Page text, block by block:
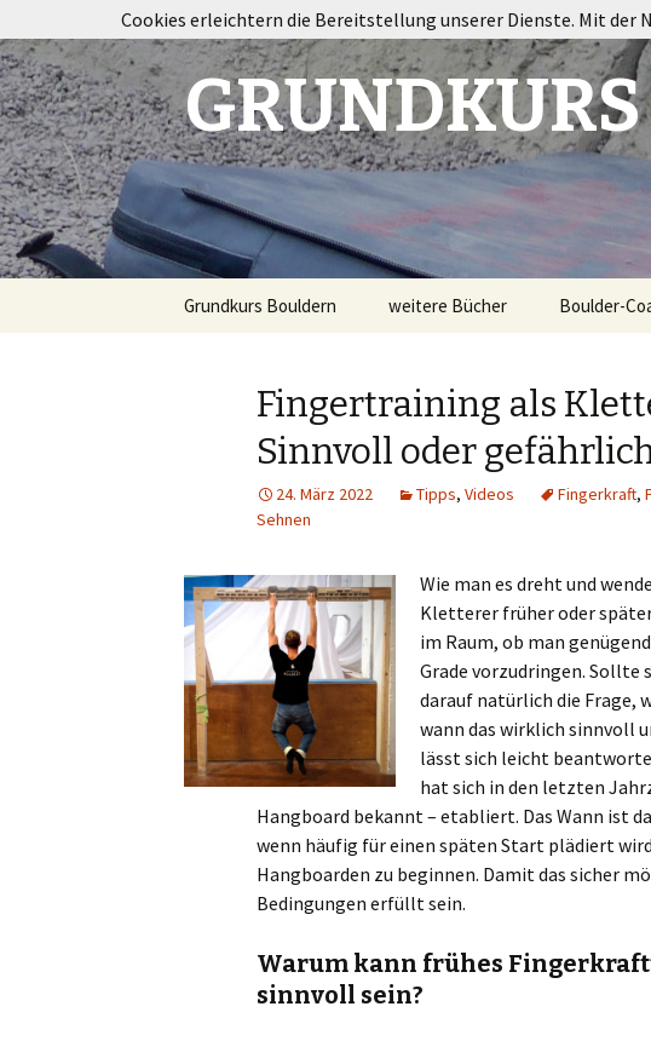
Grundkurs Bouldern weitere Bücher
Bouldertraining
Destination
Fontainebleau
Boulder-
Fingertraining als
Sinnvoll oder
24. März 2022 Tipps, Videos Fingerkraft,
Sehnen
Wie man es dreht und
Kletterer früher oder
im Raum, ob man
Grade vorzudringen.
darauf natürlich die Frage,
wann das wirklich sinnvoll
lässt sich leicht
hat sich in den letzten
Hangboard bekannt – etabliert. Das Wann ist
wenn häufig für einen späten Start plädiert
Hangboarden zu beginnen. Damit das sicher
Bedingungen erfüllt sein.
Warum kann frühes
sinnvoll sein?
Cookies erleichtern die Bereitstellung unserer Dienste. Mit der